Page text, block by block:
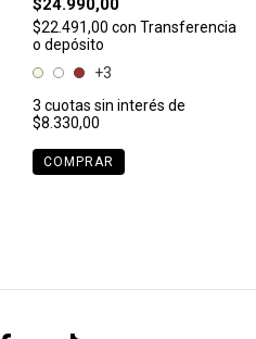
$22.491,00 con Transferencia
o depósito
+3
3 cuotas sin interés de
$8.330,00
COMPRAR